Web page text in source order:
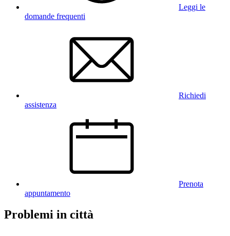
Leggi le
domande frequenti
Richiedi
assistenza
Prenota
appuntamento
Problemi in città